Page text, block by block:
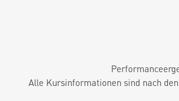
Alle Kursinformationen sind nach